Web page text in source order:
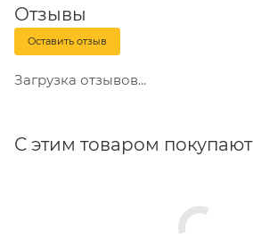
Отзывы
Оставить отзыв
Загрузка отзывов...
С этим товаром покупают